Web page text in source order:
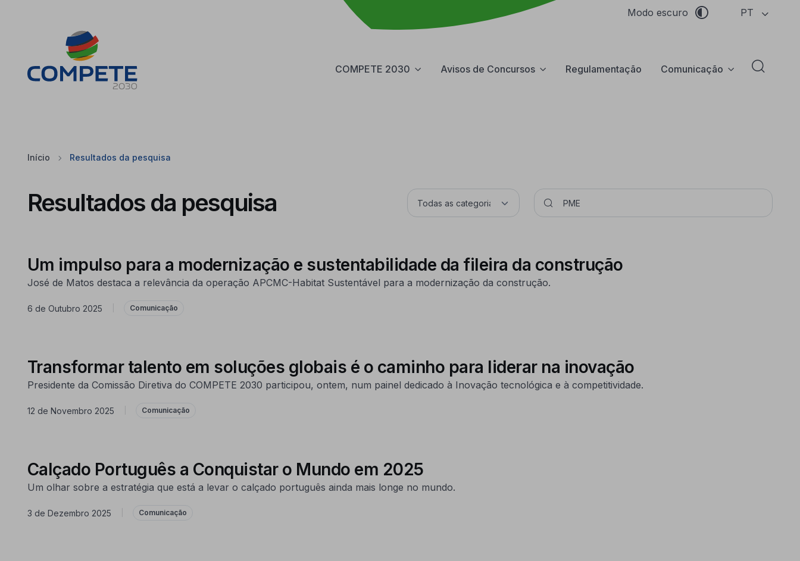
Modo escuro PT
COMPETE 2030 Avisos de Concursos Regulamentação Comunicação Abrir
Início Resultados da pesquisa
Resultados da pesquisa
Um impulso para a modernização e sustentabilidade da fileira da construção
José de Matos destaca a relevância da operação APCMC-Habitat Sustentável para a modernização da construção.
6 de Outubro 2025 Comunicação
Transformar talento em soluções globais é o caminho para liderar na inovação
Presidente da Comissão Diretiva do COMPETE 2030 participou, ontem, num painel dedicado à Inovação tecnológica e à competitividade.
12 de Novembro 2025 Comunicação
Calçado Português a Conquistar o Mundo em 2025
Um olhar sobre a estratégia que está a levar o calçado português ainda mais longe no mundo.
3 de Dezembro 2025 Comunicação